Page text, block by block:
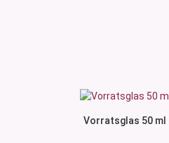
Vorratsglas 50 ml